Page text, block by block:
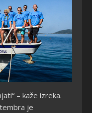
– kaže izreka.
je